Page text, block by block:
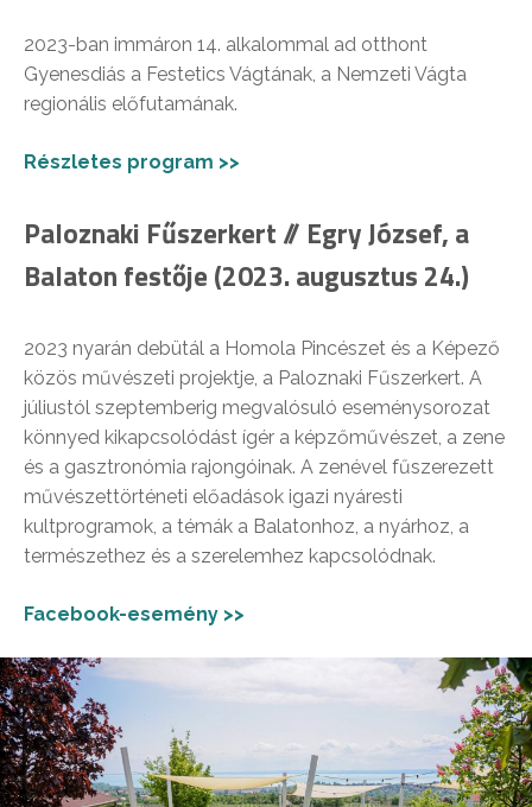
2023-ban immáron 14. alkalommal ad otthont
Gyenesdiás a Festetics Vágtának, a Nemzeti Vágta
regionális előfutamának.
Részletes program >>
Paloznaki Fűszerkert // Egry József, a
Balaton festője (2023. augusztus 24.)
2023 nyarán debütál a Homola Pincészet és a Képező
közös művészeti projektje, a Paloznaki Fűszerkert. A
júliustól szeptemberig megvalósuló eseménysorozat
könnyed kikapcsolódást ígér a képzőművészet, a zene
és a gasztronómia rajongóinak. A zenével fűszerezett
művészettörténeti előadások igazi nyáresti
kultprogramok, a témák a Balatonhoz, a nyárhoz, a
természethez és a szerelemhez kapcsolódnak.
Facebook-esemény >>